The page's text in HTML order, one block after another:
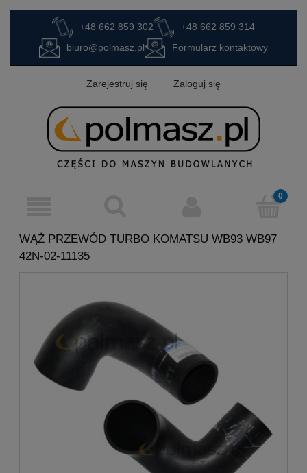
+48 662 859 302
+48 662 859 314
biuro@polmasz.pl
Formularz kontaktowy
Zarejestruj się Zaloguj się
WĄŻ PRZEWÓD TURBO KOMATSU WB93 WB97
42N-02-11135